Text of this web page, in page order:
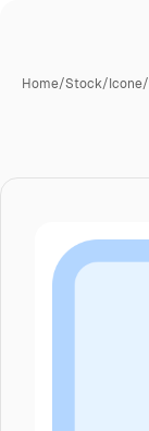
Home/Stock/Icone/